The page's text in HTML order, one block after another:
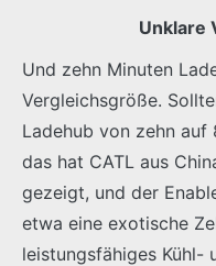
Unklare
Und zehn Minuten
Vergleichsgröße.
Ladehub von zehn auf
das hat CATL aus
gezeigt, und der
etwa eine exotische
leistungsfähiges Kühl-